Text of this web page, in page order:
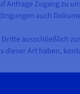
Anfrage Zugang zu
auch
ausschließlich
dieser Art haben,